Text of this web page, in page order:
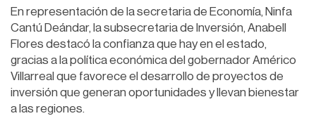
En representación de la secretaria de Economía, Ninfa
Cantú Deándar, la subsecretaria de Inversión, Anabell
Flores destacó la confianza que hay en el estado,
gracias a la política económica del gobernador Américo
Villarreal que favorece el desarrollo de proyectos de
inversión que generan oportunidades y llevan bienestar
a las regiones.